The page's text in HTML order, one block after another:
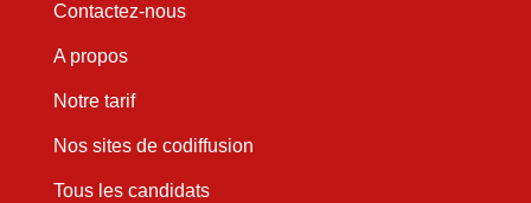
Contactez-nous
A propos
Notre tarif
Nos sites de codiffusion
Tous les candidats